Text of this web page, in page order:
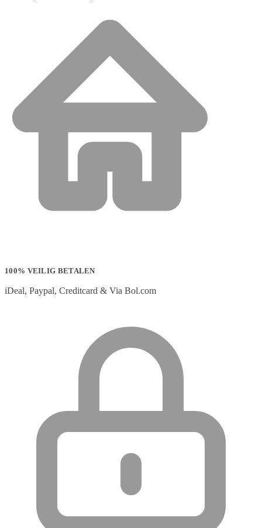
100% VEILIG BETALEN
iDeal, Paypal, Creditcard & Via Bol.com